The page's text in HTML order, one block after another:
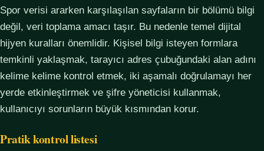
Spor verisi ararken karşılaşılan sayfaların bir bölümü bilgi
değil, veri toplama amacı taşır. Bu nedenle temel dijital
hijyen kuralları önemlidir. Kişisel bilgi isteyen formlara
temkinli yaklaşmak, tarayıcı adres çubuğundaki alan adını
kelime kelime kontrol etmek, iki aşamalı doğrulamayı her
yerde etkinleştirmek ve şifre yöneticisi kullanmak,
kullanıcıyı sorunların büyük kısmından korur.
Pratik kontrol listesi